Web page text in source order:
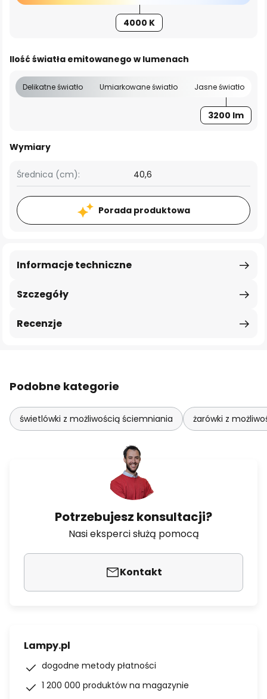
4000 K
Ilość światła emitowanego w lumenach
Delikatne światło Umiarkowane światło Jasne światło
3200 lm
Wymiary
Średnica (cm): 40,6
Porada produktowa
Szczegóły
Informacje techniczne
Recenzje
Podobne kategorie
świetlówki z możliwością ściemniania żarówki z
Potrzebujesz konsultacji?
Nasi eksperci służą pomocą
Kontakt
Lampy.pl
dogodne metody płatności
1 200 000 produktów na magazynie